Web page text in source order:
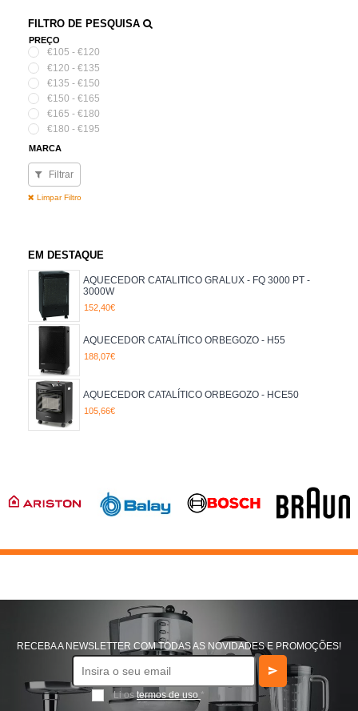
FILTRO DE PESQUISA
PREÇO
€105 - €120
€120 - €135
€135 - €150
€150 - €165
€165 - €180
€180 - €195
MARCA
GRALUX
ORBEGOZO
CL. ENERGÉTICA
Filtrar
Limpar Filtro
EM DESTAQUE
AQUECEDOR CATALITICO GRALUX - FQ 3000 PT -
3000W
152,40€
AQUECEDOR CATALÍTICO ORBEGOZO - H55
188,07€
AQUECEDOR CATALÍTICO ORBEGOZO - HCE50
105,66€
RECEBA A NEWSLETTER COM TODAS AS NOVIDADES E PROMOÇÕES!
Li ostermos de uso *